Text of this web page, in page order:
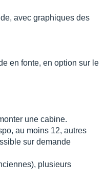
avec graphiques des
en fonte, en option sur le
une cabine.
au moins 12, autres
sur demande
plusieurs